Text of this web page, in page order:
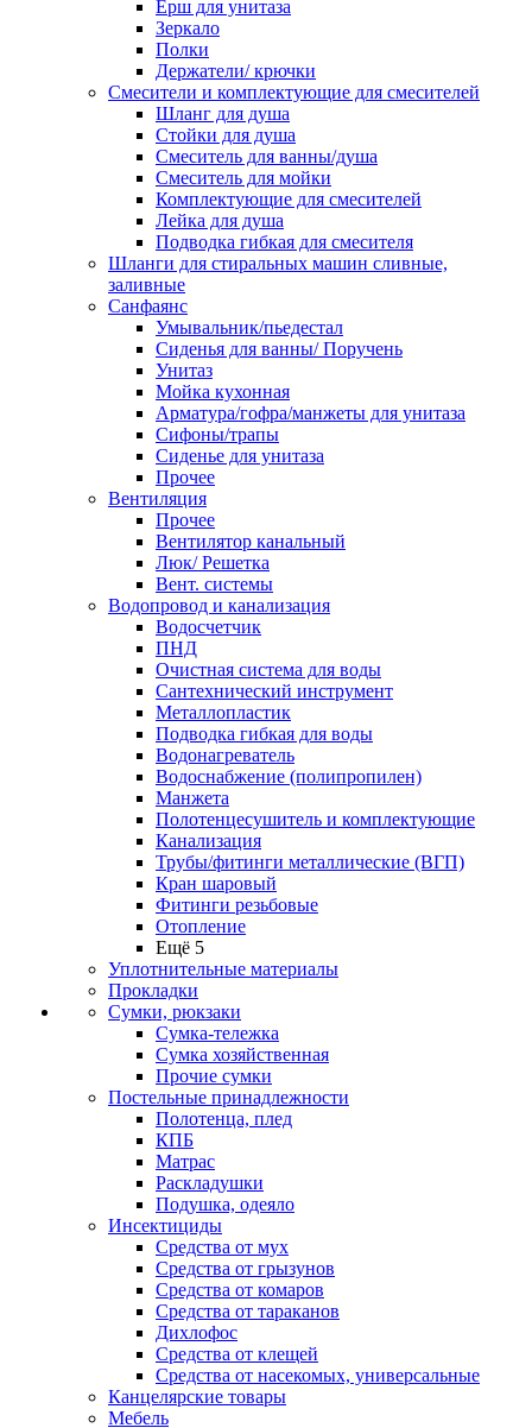
Ерш для унитаза
Зеркало
Полки
Держатели/ крючки
Смесители и комплектующие для смесителей
Шланг для душа
Стойки для душа
Смеситель для ванны/душа
Смеситель для мойки
Комплектующие для смесителей
Лейка для душа
Подводка гибкая для смесителя
Шланги для стиральных машин сливные,
заливные
Санфаянс
Умывальник/пьедестал
Сиденья для ванны/ Поручень
Унитаз
Мойка кухонная
Арматура/гофра/манжеты для унитаза
Сифоны/трапы
Сиденье для унитаза
Прочее
Вентиляция
Прочее
Вентилятор канальный
Люк/ Решетка
Вент. системы
Водопровод и канализация
Водосчетчик
ПНД
Очистная система для воды
Сантехнический инструмент
Металлопластик
Подводка гибкая для воды
Водонагреватель
Водоснабжение (полипропилен)
Манжета
Полотенцесушитель и комплектующие
Канализация
Трубы/фитинги металлические (ВГП)
Кран шаровый
Фитинги резьбовые
Отопление
Ещё 5
Уплотнительные материалы
Прокладки
Сумки, рюкзаки
Сумка-тележка
Сумка хозяйственная
Прочие сумки
Постельные принадлежности
Полотенца, плед
КПБ
Матрас
Раскладушки
Подушка, одеяло
Инсектициды
Средства от мух
Средства от грызунов
Средства от комаров
Средства от тараканов
Дихлофос
Средства от клещей
Средства от насекомых, универсальные
Канцелярские товары
Мебель